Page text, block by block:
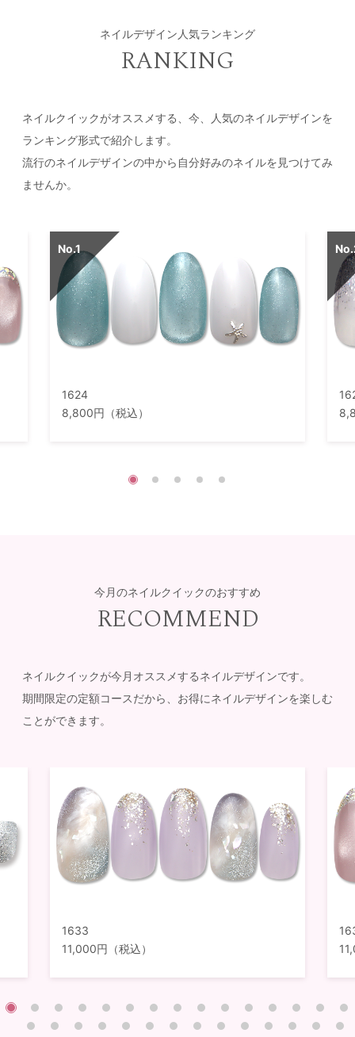
ネイルデザイン人気ランキング
RANKING
ネイルクイックがオススメする、今、人気のネイルデザインを
ランキング形式で紹介します。
流行のネイルデザインの中から自分好みのネイルを見つけてみ
ませんか。
1624
8,800円（税込）
今月のネイルクイックのおすすめ
RECOMMEND
ネイルクイックが今月オススメするネイルデザインです。
期間限定の定額コースだから、お得にネイルデザインを楽しむ
ことができます。
1633
11,000円（税込）